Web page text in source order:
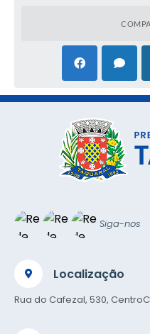
Siga-nos
Localização
Rua do Cafezal, 530, Centro